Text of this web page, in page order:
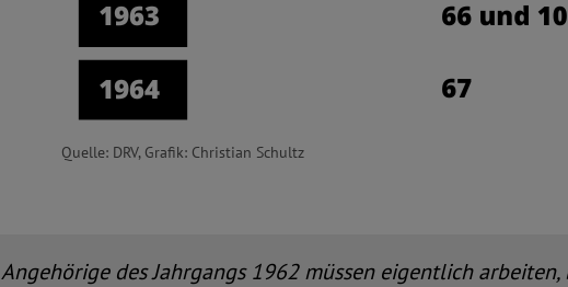
Quelle: DRV, Grafik: Christian Schultz
Angehörige des Jahrgangs 1962 müssen eigentlich arbeiten,